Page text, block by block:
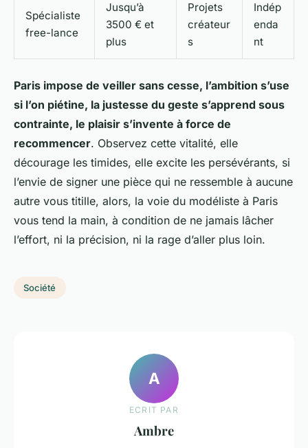
Spécialiste
free-lance
Jusqu’à
3500 € et
plus
Projets
créateur
s
Indép
enda
nt
Paris impose de veiller sans cesse, l’ambition s’use
si l’on piétine, la justesse du geste s’apprend sous
contrainte, le plaisir s’invente à force de
recommencer. Observez cette vitalité, elle
décourage les timides, elle excite les persévérants, si
l’envie de signer une pièce qui ne ressemble à aucune
autre vous titille, alors, la voie du modéliste à Paris
vous tend la main, à condition de ne jamais lâcher
l’effort, ni la précision, ni la rage d’aller plus loin.
Société
A
ECRIT PAR
Ambre